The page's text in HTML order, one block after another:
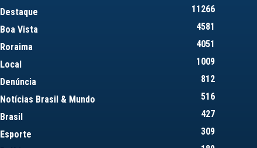
Destaque
11266
Boa Vista
4581
Roraima
4051
Local
1009
Denúncia
812
Notícias Brasil & Mundo
516
Brasil
427
Esporte
309